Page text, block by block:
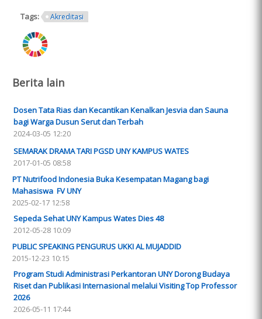
Tags: Akreditasi
ring.png
Berita lain
Dosen Tata Rias dan Kecantikan Kenalkan Jesvia dan Sauna
bagi Warga Dusun Serut dan Terbah
2024-03-05 12:20
SEMARAK DRAMA TARI PGSD UNY KAMPUS WATES
2017-01-05 08:58
PT Nutrifood Indonesia Buka Kesempatan Magang bagi
Mahasiswa FV UNY
2025-02-17 12:58
Sepeda Sehat UNY Kampus Wates Dies 48
2012-05-28 10:09
PUBLIC SPEAKING PENGURUS UKKI AL MUJADDID
2015-12-23 10:15
Program Studi Administrasi Perkantoran UNY Dorong Budaya
Riset dan Publikasi Internasional melalui Visiting Top Professor
2026
2026-05-11 17:44